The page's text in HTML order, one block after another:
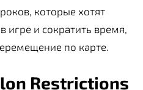
которые хотят
игре и сократить время,
по карте.
Restrictions